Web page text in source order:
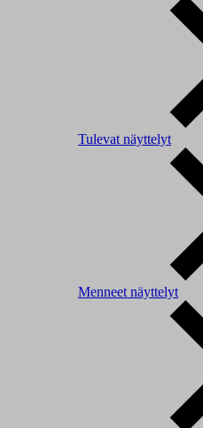
Tulevat näyttelyt
Menneet näyttelyt